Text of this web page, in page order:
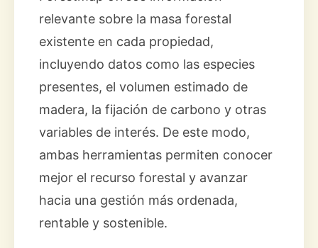
relevante sobre la masa forestal
existente en cada propiedad,
incluyendo datos como las especies
presentes, el volumen estimado de
madera, la fijación de carbono y otras
variables de interés. De este modo,
ambas herramientas permiten conocer
mejor el recurso forestal y avanzar
hacia una gestión más ordenada,
rentable y sostenible.